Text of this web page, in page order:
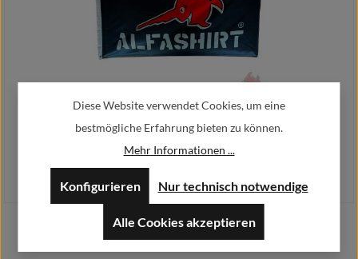
90x150cm#45578
Regulärer Preis:
10,00 €
Preise inkl. MwSt. zzgl. Versandkosten
In den Warenkorb
Diese Website verwendet Cookies, um eine
bestmögliche Erfahrung bieten zu können.
Mehr Informationen ...
Nur technisch notwendige
Konfigurieren
Alle Cookies akzeptieren